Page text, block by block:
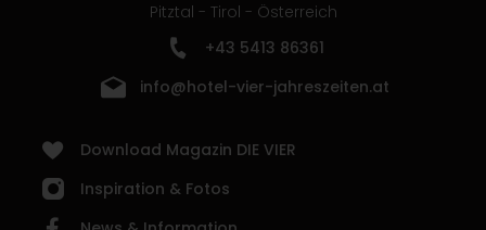
Pitztal - Tirol - Österreich
+43 5413 86361
info@hotel-vier-jahreszeiten.at
Download Magazin DIE VIER
Inspiration & Fotos